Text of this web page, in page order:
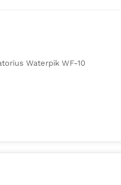
Waterpik WF-10